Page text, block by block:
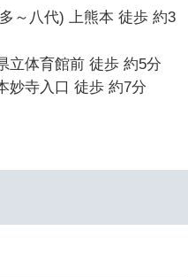
～八代) 上熊本 徒歩 約3
立体育館前 徒歩 約5分
妙寺入口 徒歩 約7分